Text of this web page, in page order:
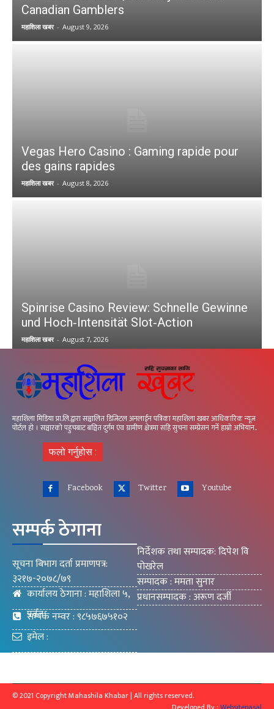
Canadian Gamblers
महाशिला खबर - August 9, 2026
Vegas Hero Casino : Gaming rapide pour
des gains rapides
महाशिला खबर - August 8, 2026
Spinrise Casino Review: Schnelle Gewinne
und Hoch‑Intensität Slot‑Action
महाशिला खबर - August 7, 2026
महाशिला मिडिया प्रा.लि.द्वारा सञ्चालित डिजिटल अनलाईन पत्रिका महाशिला खबर आधिकारिक न्यूज
पोर्टल हो । सञ्चारको पहुचबाट बञ्चित दुर्गम एंव ग्रामीण क्षेत्रमा सहि सुचना सम्प्रेसन गर्ने हाम्रो अभियान..
फलो गर्नुहोस :
Facebook Twitter Youtube
सम्पर्क ठेगाना
सूचना बिभाग दर्ता प्रमाणपत्र:
३२१७-२०७८/७९
कार्यालय ठेगाना : महाशिला ५,
पर्वत
सम्पर्क नम्वर : ९८५७६७५१०२
इमेल :
mahashilakhabar9@gmail.com
निर्देशक तथा सम्पादक: दिपेश वि
पोखरेल
सम्पादक : ममता सुनार
प्रधानसम्पादक : अरूण दर्जी
© 2021 Copyright Mahashila Khabar | All rights reserved.